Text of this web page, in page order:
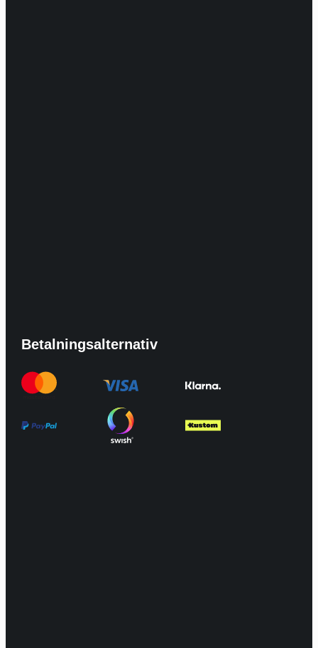
Betalningsalternativ